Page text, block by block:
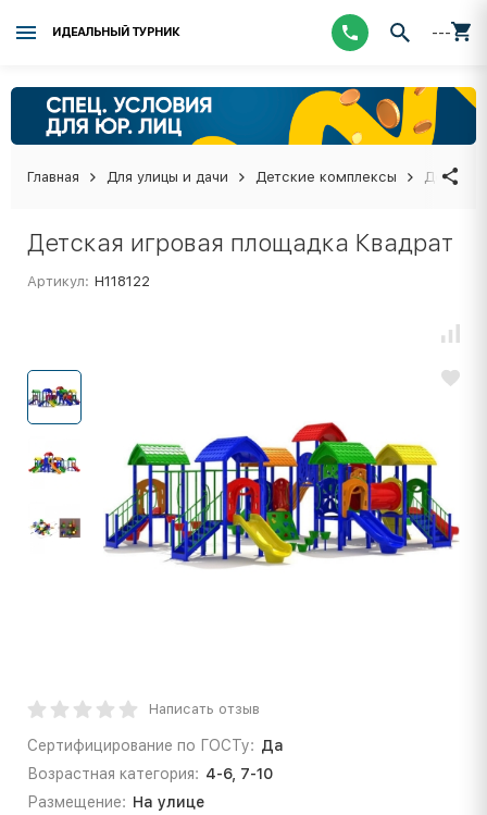
ИДЕАЛЬНЫЙ ТУРНИК ---
Главная Для улицы и дачи Детские комплексы Детская
Детская игровая площадка Квадрат
Артикул: Н118122
Написать отзыв
Сертифицирование по ГОСТу: Да
Возрастная категория: 4-6, 7-10
Размещение: На улице